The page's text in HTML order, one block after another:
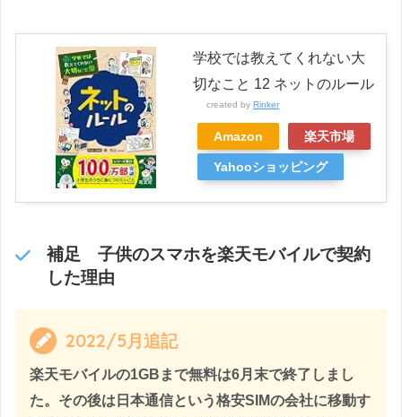
・逆に友達から悪口などを書かれた場合や困った事や嫌
な事があったら相談すること
・スマホのロックは禁止
学校では教えてくれない大
切なこと 12 ネットのルール
created by Rinker
Amazon 楽天市場
Yahooショッピング
補足 子供のスマホを楽天モバイルで契約
した理由
2022/5月追記
楽天モバイルの1GBまで無料は6月末で終了しまし
た。その後は日本通信という格安SIMの会社に移動す